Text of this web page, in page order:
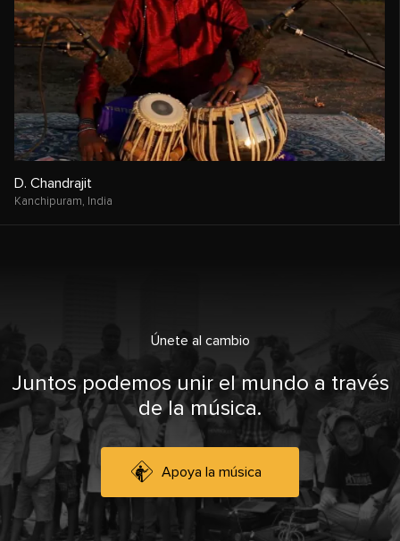
D. Chandrajit
Kanchipuram, India
Únete al cambio
Juntos podemos unir el mundo a través
de la música.
Apoya la música